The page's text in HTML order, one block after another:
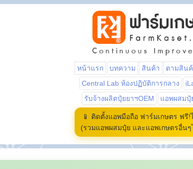
หน้าแรก บทความ สินค้า ตามสิน
Central Lab ห้องปฏิบัติการกลาง
รับจ้างผลิตปุ๋ยยาฯOEM
แอพผสมปุ๋
📱 ติดตั้งแอพมือถือ ฟาร์มเกษตร ฟรี!
(รวมแอพผสมปุ๋ย และแอพเกษตรอื่น